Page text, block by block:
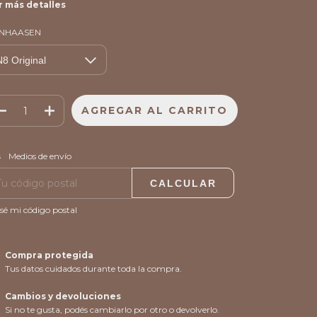
más detalles
para el CP:
Medios de envío
CALCULAR
mi código postal
Compra protegida
Tus datos cuidados durante toda la compra.
Cambios y devoluciones
Si no te gusta, podés cambiarlo por otro o devolverlo.